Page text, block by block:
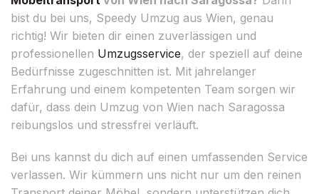
bist du bei uns, Speedy Umzug aus Wien, genau
richtig! Wir bieten dir einen zuverlässigen und
professionellen Umzugsservice, der speziell auf deine
Bedürfnisse zugeschnitten ist. Mit jahrelanger
Erfahrung und einem kompetenten Team sorgen wir
dafür, dass dein Umzug von Wien nach Saragossa
reibungslos und stressfrei verläuft.
Bei uns kannst du dich auf einen umfassenden Service
verlassen. Wir kümmern uns nicht nur um den reinen